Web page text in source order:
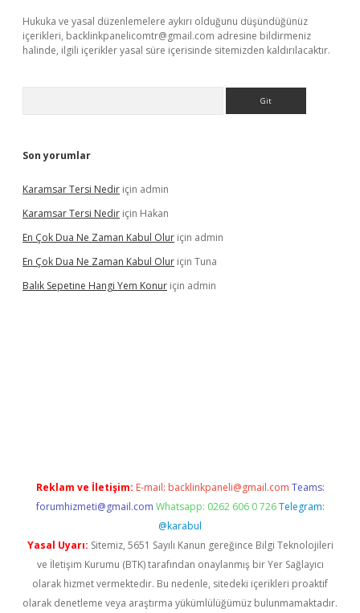
Hukuka ve yasal düzenlemelere aykırı olduğunu düşündüğünüz
içerikleri, backlinkpanelicomtr@gmail.com adresine bildirmeniz
halinde, ilgili içerikler yasal süre içerisinde sitemizden kaldırılacaktır.
Son yorumlar
Karamsar Tersi Nedir için admin
Karamsar Tersi Nedir için Hakan
En Çok Dua Ne Zaman Kabul Olur için admin
En Çok Dua Ne Zaman Kabul Olur için Tuna
Balık Sepetine Hangi Yem Konur için admin
Reklam ve İletişim: E-mail: backlinkpaneli@gmail.com Teams:
forumhizmeti@gmail.com Whatsapp: 0262 606 0 726 Telegram:
@karabul
Yasal Uyarı: Sitemiz, 5651 Sayılı Kanun gereğince Bilgi Teknolojileri
ve İletişim Kurumu (BTK) tarafından onaylanmış bir Yer Sağlayıcı
olarak hizmet vermektedir. Bu nedenle, sitedeki içerikleri proaktif
olarak denetleme veya araştırma yükümlülüğümüz bulunmamaktadır.